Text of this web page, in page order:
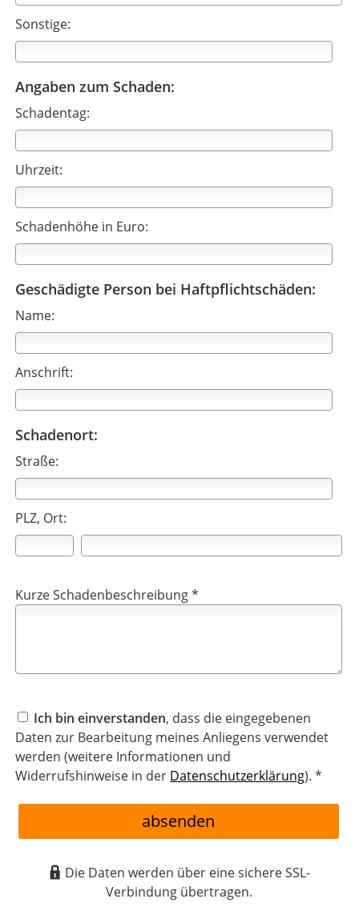
Sonstige:
Angaben zum Schaden:
Schadentag:
Uhrzeit:
Schadenhöhe in Euro:
Geschädigte Person bei Haftpflichtschäden:
Name:
Anschrift:
Schadenort:
Straße:
PLZ, Ort:
Kurze Schadenbeschreibung *
Ich bin einverstanden, dass die eingegebenen
Daten zur Bearbeitung meines Anliegens verwendet
werden (weitere Informationen und
Widerrufshinweise in der Datenschutzerklärung). *
absenden
Die Daten werden über eine sichere SSL-
Verbindung übertragen.